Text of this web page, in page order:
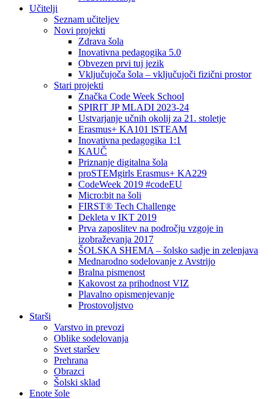
Učitelji
Seznam učiteljev
Novi projekti
Zdrava šola
Inovativna pedagogika 5.0
Obvezen prvi tuj jezik
Vključujoča šola – vključujoči fizični prostor
Stari projekti
Značka Code Week School
SPIRIT JP MLADI 2023-24
Ustvarjanje učnih okolij za 21. stoletje
Erasmus+ KA101 lSTEAM
Inovativna pedagogika 1:1
KAUČ
Priznanje digitalna šola
proSTEMgirls Erasmus+ KA229
CodeWeek 2019 #codeEU
Micro:bit na šoli
FIRST® Tech Challenge
Dekleta v IKT 2019
Prva zaposlitev na področju vzgoje in
izobraževanja 2017
ŠOLSKA SHEMA – šolsko sadje in zelenjava
Mednarodno sodelovanje z Avstrijo
Bralna pismenost
Kakovost za prihodnost VIZ
Plavalno opismenjevanje
Prostovoljstvo
Starši
Varstvo in prevozi
Oblike sodelovanja
Svet staršev
Prehrana
Obrazci
Šolski sklad
Enote šole